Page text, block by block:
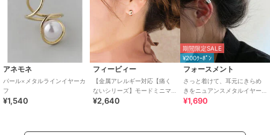
アネモネ
パール×メタルラインイヤーカ
フ
¥1,540
フィービィー
【金属アレルギー対応【痛く
ないシリーズ】モードミニマ
ルフープライトフィットイヤ
¥2,640
期間限定SALE
¥200ｸｰﾎﾟﾝ
フォースメント
さっと着けて、耳元にきらめ
きをニュアンスメタルイヤー
カフ
¥1,690